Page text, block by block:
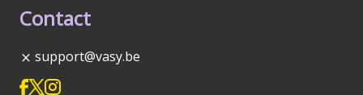
Contact
support@vasy.be